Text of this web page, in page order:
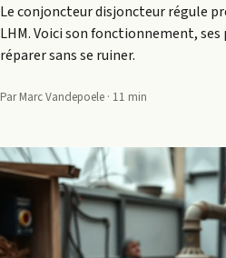
Le conjoncteur disjoncteur régule
LHM. Voici son fonctionnement,
réparer sans se ruiner.
Par Marc Vandepoele · 11 min